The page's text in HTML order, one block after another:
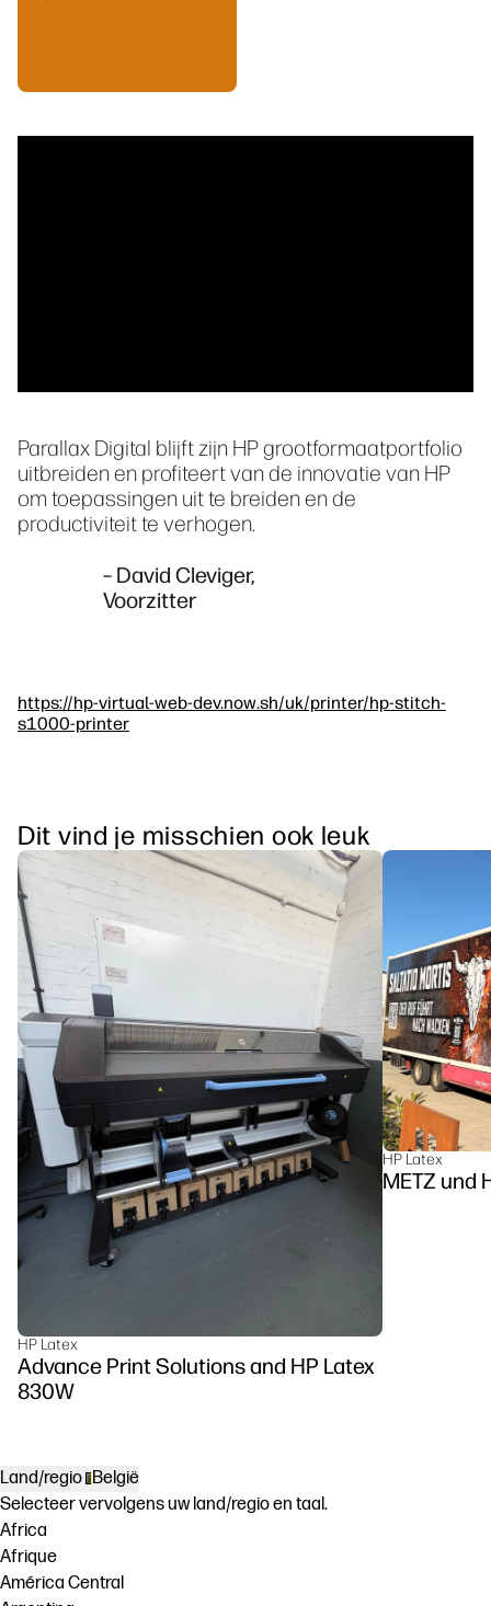
Parallax Digital blijft zijn HP grootformaatportfolio
uitbreiden en profiteert van de innovatie van HP
om toepassingen uit te breiden en de
productiviteit te verhogen.
– David Cleviger,
Voorzitter
https://hp-virtual-web-dev.now.sh/uk/printer/hp-stitch-
s1000-printer
Dit vind je misschien ook leuk
HP Latex
Advance Print Solutions and HP Latex
830W
HP Latex
METZ
Land/regio België
Selecteer vervolgens uw land/regio en taal.
Africa
Afrique
América Central